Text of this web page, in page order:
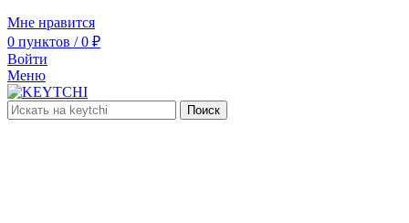
Мне нравится
0 пунктов / 0 ₽
Войти
Меню
Поиск